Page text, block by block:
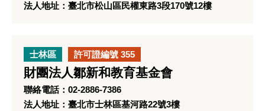
法人地址：臺北市松山區民權東路3段170號12樓
士林區 許可證編號 355
財團法人鄒新和教育基金會
聯絡電話：02-2886-7386
法人地址：臺北市士林區基河路22號3樓